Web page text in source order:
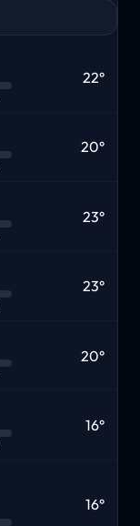
22°
20°
23°
23°
20°
16°
16°